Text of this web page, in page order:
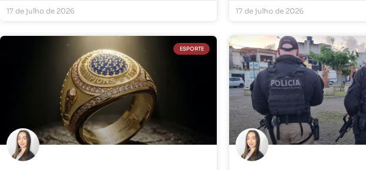
17 de julho de 2026 17 de julho de 2026
ESPORTE